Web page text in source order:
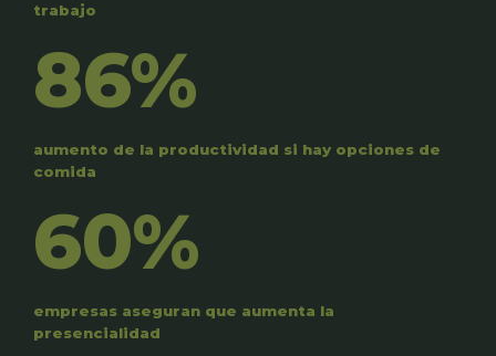
trabajo
86%
aumento de la productividad si hay opciones de
comida
60%
empresas aseguran que aumenta la
presencialidad